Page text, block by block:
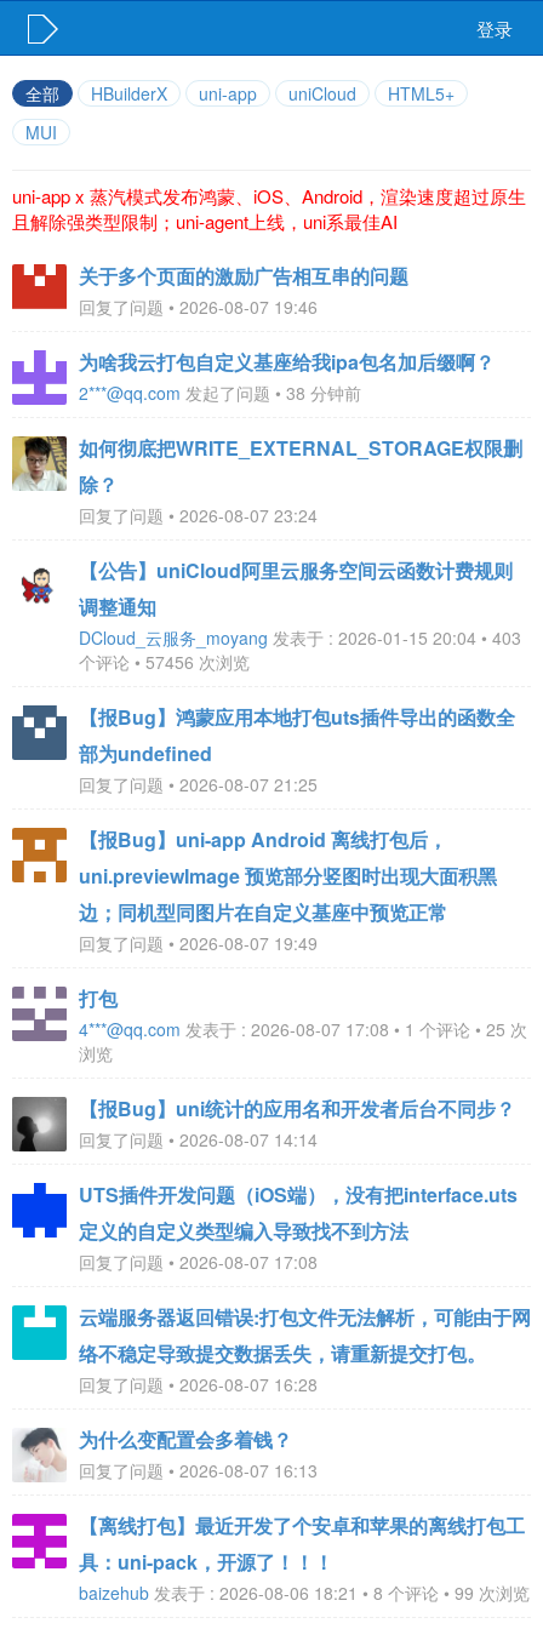
登录
全部 HBuilderX uni-app uniCloud
HTML5+
MUI
uni-app x 蒸汽模式发布鸿蒙、iOS、Android，渲染速度超过原生
且解除强类型限制；uni-agent上线，uni系最佳AI
关于多个页面的激励广告相互串的问题
回复了问题 • 2026-08-07 19:46
为啥我云打包自定义基座给我ipa包名加后缀啊？
2***@qq.com 发起了问题 • 38 分钟前
如何彻底把WRITE_EXTERNAL_STORAGE权限删
除？
回复了问题 • 2026-08-07 23:24
【公告】uniCloud阿里云服务空间云函数计费规则
调整通知
DCloud_云服务_moyang 发表于 : 2026-01-15 20:04 • 403
个评论 • 57456 次浏览
【报Bug】鸿蒙应用本地打包uts插件导出的函数全
部为undefined
回复了问题 • 2026-08-07 21:25
【报Bug】uni-app Android 离线打包后，
uni.previewImage 预览部分竖图时出现大面积黑
边；同机型同图片在自定义基座中预览正常
回复了问题 • 2026-08-07 19:49
打包
4***@qq.com 发表于 : 2026-08-07 17:08 • 1 个评论 • 25 次
浏览
【报Bug】uni统计的应用名和开发者后台不同步？
回复了问题 • 2026-08-07 14:14
UTS插件开发问题（iOS端），没有把interface.uts
定义的自定义类型编入导致找不到方法
回复了问题 • 2026-08-07 17:08
云端服务器返回错误:打包文件无法解析，可能由于网
络不稳定导致提交数据丢失，请重新提交打包。
回复了问题 • 2026-08-07 16:28
为什么变配置会多着钱？
回复了问题 • 2026-08-07 16:13
【离线打包】最近开发了个安卓和苹果的离线打包工
具：uni-pack，开源了！！！
baizehub 发表于 : 2026-08-06 18:21 • 8 个评论 • 99 次浏览